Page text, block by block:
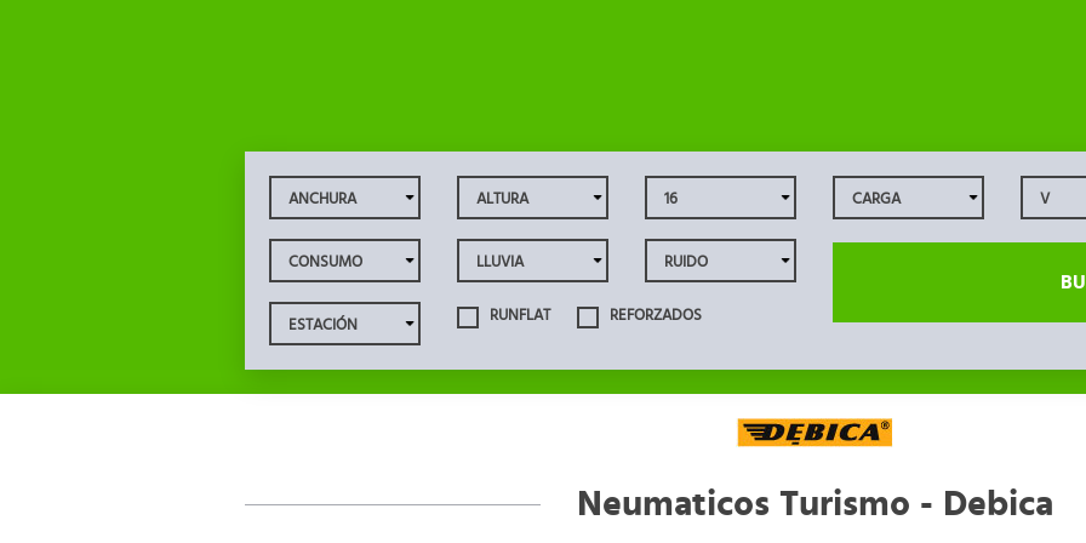
RUNFLAT REFORZADOS
Neumaticos Turismo - Debica